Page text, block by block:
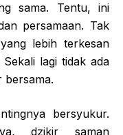
sama. Tentu, ini
persamaan. Tak
lebih terkesan
Sekali lagi tidak ada
bersama.
bersyukur.
dzikir saman